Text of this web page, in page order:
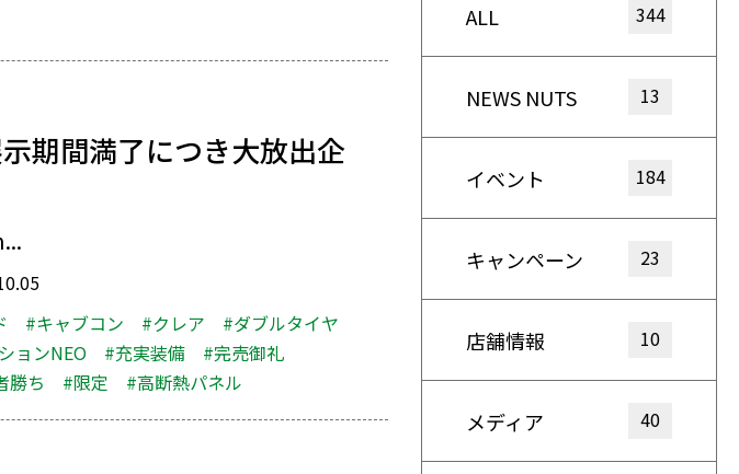
期間満了につき大放出企
#キャブコン #クレア
#ダブルタイヤ
ョンNEO #充実装備
#完売御礼
勝ち #限定 #高断熱パネル
ALL 344
NEWS NUTS 13
イベント 184
キャンペーン 23
店舗情報 10
メディア 40